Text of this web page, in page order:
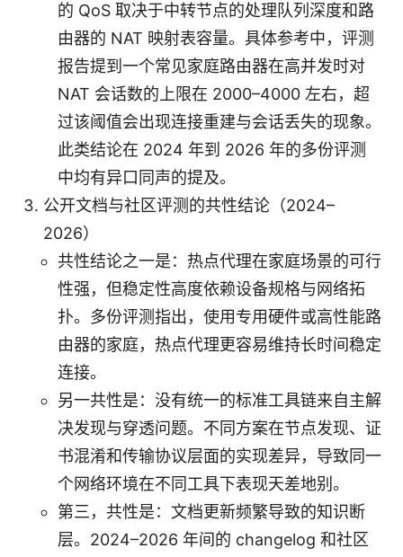
的 QoS 取决于中转节点的处理队列深度和路
由器的 NAT 映射表容量。具体参考中，评测
报告提到一个常见家庭路由器在高并发时对
NAT 会话数的上限在 2000–4000 左右，超
过该阈值会出现连接重建与会话丢失的现象。
此类结论在 2024 年到 2026 年的多份评测
中均有异口同声的提及。
公开文档与社区评测的共性结论（2024–
2026）
共性结论之一是：热点代理在家庭场景的可行
性强，但稳定性高度依赖设备规格与网络拓
扑。多份评测指出，使用专用硬件或高性能路
由器的家庭，热点代理更容易维持长时间稳定
连接。
另一共性是：没有统一的标准工具链来自主解
决发现与穿透问题。不同方案在节点发现、证
书混淆和传输协议层面的实现差异，导致同一
个网络环境在不同工具下表现天差地别。
第三，共性是：文档更新频繁导致的知识断
层。2024–2026 年间的 changelog 和社区